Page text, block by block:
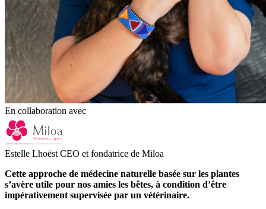
En collaboration avec
Estelle Lhoëst CEO et fondatrice de Miloa
Cette approche de médecine naturelle basée sur les plantes
s’avère utile pour nos amies les bêtes, à condition d’être
impérativement supervisée par un vétérinaire.